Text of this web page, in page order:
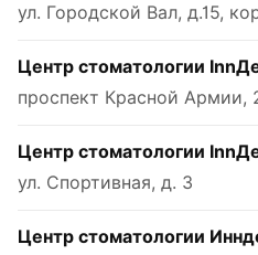
ул. Городской Вал, д.15,
Центр стоматологии
проспект Красной Армии,
Центр стоматологии
ул. Спортивная, д. 3
Центр стоматологии